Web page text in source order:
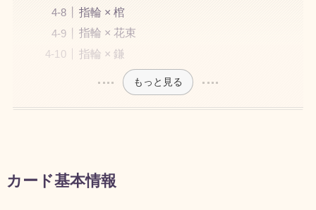
指輪 × 棺
指輪 × 花束
指輪 × 鎌
もっと見る
カード基本情報